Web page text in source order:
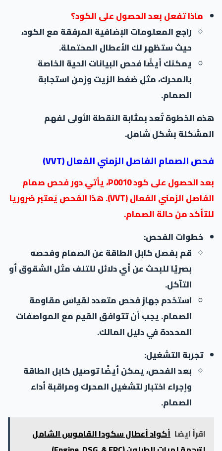
ماذا تفعل بعد الحصول على الكود؟
راجع المعلومات الإضافية المرفقة مع الكود،
حيث ستظهر لك الأعطال المحتملة.
يمكنك أيضًا فحص البيانات الحية الخاصة
بالمحرك، مثل ضغط الزيت وزمن استجابة
الصمام.
هذه الخطوة تُعد بمثابة النقطة الأولى لفهم
المشكلة بشكل شامل.
فحص الصمام الفاصل الزمني الفعال (VVT)
بعد الحصول على كود P0010، يأتي دور فحص صمام
الفاصل الزمني الفعال (VVT). هذا الفحص يُعتبر ضروريًا
للتأكد من حالة الصمام.
خطوات الفحص:
قم بفصل كابل الطاقة عن الصمام وفحصه
بصريًا للبحث عن أي دلائل للتلف مثل الشقوق أو
التآكل.
استخدم جهاز فحص متعدد لقياس مقاومة
الصمام. يجب أن تتوافق القيم مع المواصفات
المحددة في دليل المالك.
تجربة التشغيل:
بعد الفحص، يمكن أيضًا توصيل كابل الطاقة
وإجراء اختبار لتشغيل المحرك ومراقبة أداء
الصمام.
اقرأ ايضا أكواد أعطال سكودا القاموس الشامل